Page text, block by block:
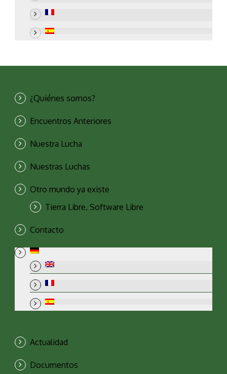
¿Quiénes somos?
Encuentros Anteriores
Nuestra Lucha
Nuestras Luchas
Otro mundo ya existe
Tierra Libre, Software Libre
Contacto
Actualidad
Documentos